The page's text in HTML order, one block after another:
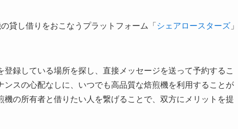
貸し借りをおこなうプラットフォーム「 シェアロースターズ 」
録している場所を探し、直接メッセージを送って予約するこ
スの心配なしに、いつでも高品質な焙煎機を利用することが
の所有者と借りたい人を繋げることで、双方にメリットを提